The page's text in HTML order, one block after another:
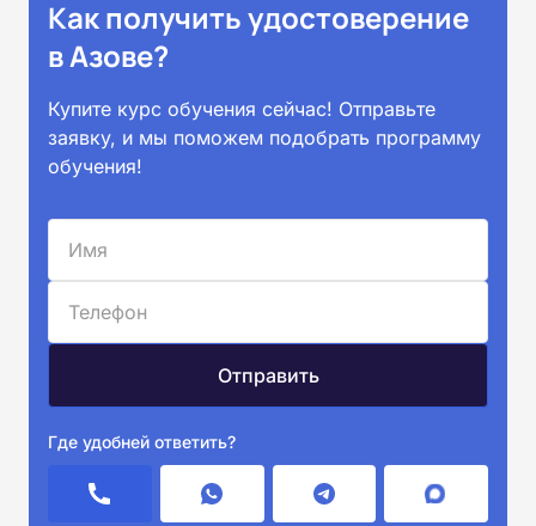
Как получить удостоверение
в Азове?
Купите курс обучения сейчас! Отправьте
заявку, и мы поможем подобрать программу
обучения!
Где удобней ответить?